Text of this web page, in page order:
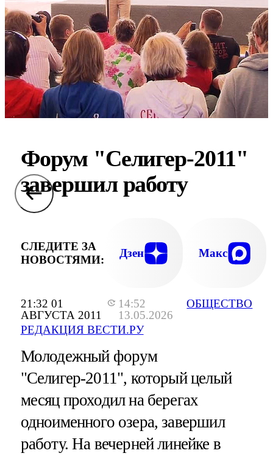
21:32 01
АВГУСТА 2011
14:52
13.05.2026
РЕДАКЦИЯ ВЕСТИ.РУ
ОБЩЕСТВО
Форум "Селигер-2011"
завершил работу
СЛЕДИТЕ ЗА
НОВОСТЯМИ:
Дзен Макс
Молодежный форум
"Селигер-2011", который целый
месяц проходил на берегах
одноименного озера, завершил
работу. На вечерней линейке в